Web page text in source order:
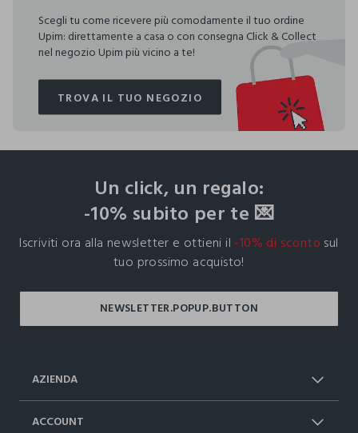
Scegli tu come ricevere più comodamente il tuo ordine
Upim: direttamente a casa o con consegna Click & Collect
nel negozio Upim più vicino a te!
TROVA IL TUO NEGOZIO
TROVA IL TUO NEGOZIO
Un click, un regalo:
-10% subito per te 💌
Iscriviti ora alla newsletter e ottieni il -10% di sconto sul
tuo prossimo acquisto!
AZIENDA
ACCOUNT